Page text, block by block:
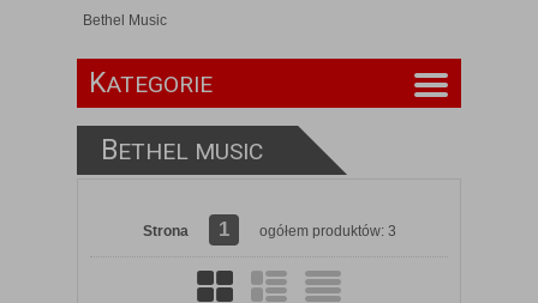
Bethel Music
KATEGORIE
BETHEL MUSIC
Strona 1 ogółem produktów: 3